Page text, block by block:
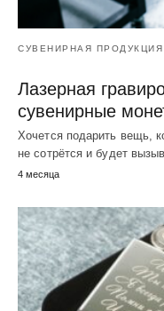
СУВЕНИРНАЯ ПРОДУКЦИЯ
Лазерная
сувенирные
Хочется подарить вещь,
не сотрётся и будет
4 месяца